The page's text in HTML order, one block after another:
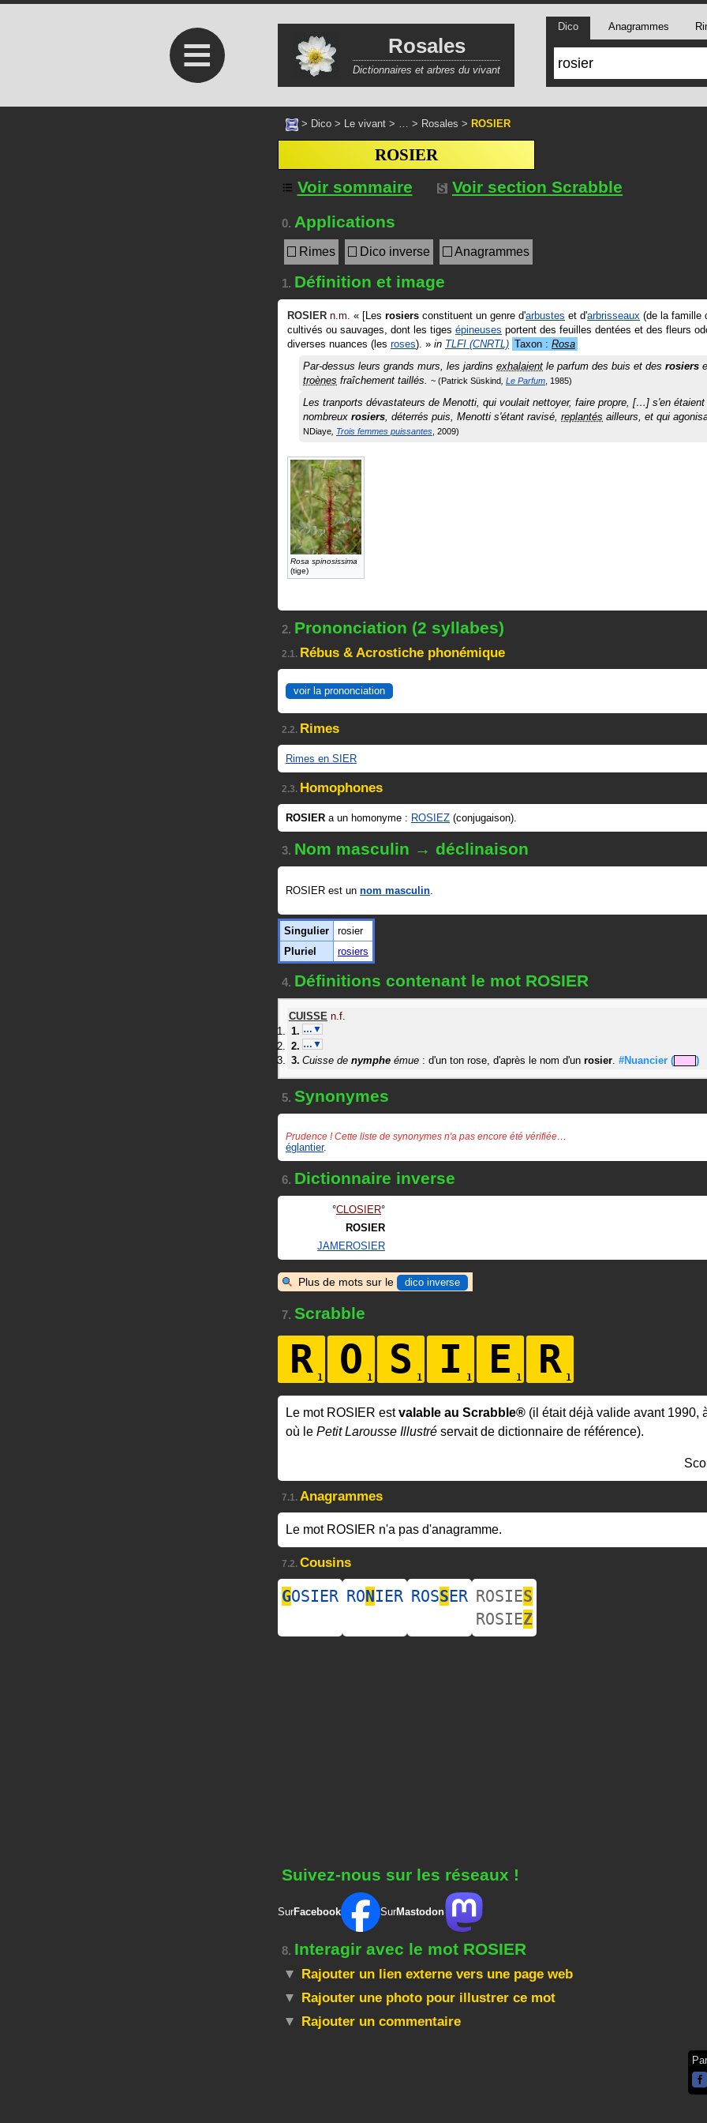
≡ Rosales
Dictionnaires et arbres du vivant
Dico Anagrammes
> Dico > Le vivant > … > Rosales > ROSIER
ROSIER
Voir sommaire
Voir section Scrabble
0. Applications
Rimes Dico inverse Anagrammes
1. Définition et image
ROSIER n.m. « [Les rosiers constituent un genre d'arbustes et d'arbrisseaux (de la famille
cultivés ou sauvages, dont les tiges épineuses portent des feuilles dentées et des fleurs
diverses nuances (les roses). » in TLFI (CNRTL) Taxon : Rosa
Par-dessus leurs grands murs, les jardins exhalaient le parfum des buis et des rosiers
troènes fraîchement taillés. Patrick Süskind Le Parfum 1985
Les tranports dévastateurs de Menotti, qui voulait nettoyer, faire propre, […] s'en
nombreux rosiers, déterrés puis, Menotti s'étant ravisé, replantés ailleurs, et qui
NDiaye Trois femmes puissantes 2009
Rosa spinosissima
(tige)
2. Prononciation (2 syllabes)
2.1. Rébus & Acrostiche phonémique
voir la prononciation
2.2. Rimes
Rimes en SIER
2.3. Homophones
ROSIER a un homonyme : ROSIEZ (conjugaison).
3. Nom masculin → déclinaison
ROSIER est un nom masculin.
Singulier
rosier
Pluriel
rosiers
4. Définitions contenant le mot ROSIER
CUISSE n.f.
…▼
…▼
Cuisse de nymphe émue : d'un ton rose, d'après le nom d'un rosier. #Nuancier ( )
5. Synonymes
Prudence ! Cette liste de synonymes n'a pas encore été vérifiée…
églantier.
6. Dictionnaire inverse
CLOSIER
ROSIER
JAMEROSIER
Plus de mots sur le dico inverse
7. Scrabble
R O S I E R
Le mot ROSIER estvalable au Scrabble® (il était déjà valide avant 1990,
où le Petit Larousse Illustré servait de dictionnaire de référence).
7.1. Anagrammes
Le mot ROSIER n'a pas d'anagramme.
7.2. Cousins
GOSIER RONIER ROSSER ROSIES
ROSIEZ
Suivez-nous sur les réseaux !
SurFacebook SurMastodon
8. Interagir avec le mot ROSIER
Rajouter un lien externe vers une page web
Rajouter une photo pour illustrer ce mot
Rajouter un commentaire